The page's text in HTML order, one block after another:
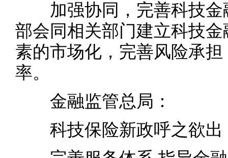
加强协同，完善科技金
部会同相关部门建立科技
素的市场化，完善风险承
率。
金融监管总局：
科技保险新政呼之欲出